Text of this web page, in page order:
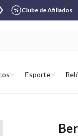
Clube de Afiliados
Esporte